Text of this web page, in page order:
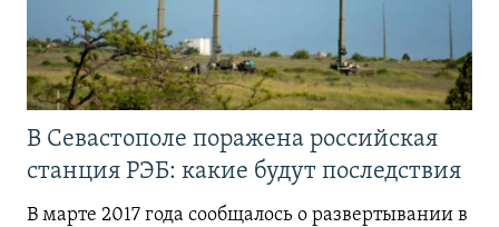
В Севастополе поражена российская
станция РЭБ: какие будут последствия
В марте 2017 года сообщалось о развертывании в